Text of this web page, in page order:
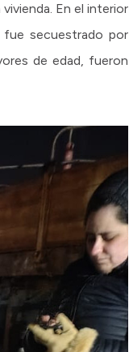
En el interior
secuestrado por
de edad, fueron